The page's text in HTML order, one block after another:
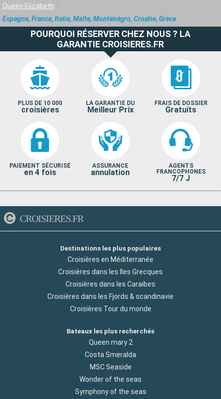
Queen Elizabeth
Espagne, France, Italie, Malte, Monténégro, Croatie, Grèce
POURQUOI RÉSERVER CHEZ NOUS ? LA
GARANTIE CROISIERES.FR
PLUS DE 10 000
croisières
LA GARANTIE DU
Meilleur Prix
FRAIS DE DOSSIER
Gratuits
PAIEMENT SÉCURISÉ
en 4 fois
ASSURANCE
annulation
AGENTS
FRANCOPHONES
7/7 J
CROISIERES.FR
Destinations les plus populaires
Croisières en Méditerranée
Croisières dans les Iles Grecques
Croisières dans les Caraibes
Croisières dans les Fjords & scandinavie
Croisières Tour du monde
Bateaux les plus recherchés
Queen mary 2
Costa Smeralda
MSC Seaside
Wonder of the seas
Symphony of the seas